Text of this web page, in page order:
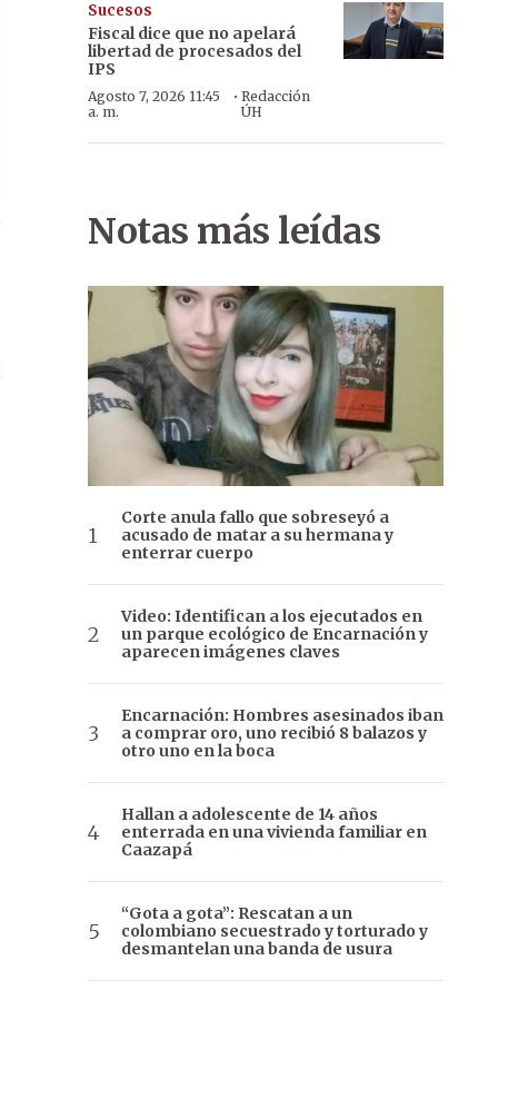
Sucesos
Fiscal dice que no apelará
libertad de procesados del
IPS
Agosto 7, 2026 11:45
a. m.
·Redacción
ÚH
Notas más leídas
Corte anula fallo que sobreseyó a
acusado de matar a su hermana y
enterrar cuerpo
Video: Identifican a los ejecutados en
un parque ecológico de Encarnación y
aparecen imágenes claves
Encarnación: Hombres asesinados iban
a comprar oro, uno recibió 8 balazos y
otro uno en la boca
Hallan a adolescente de 14 años
enterrada en una vivienda familiar en
Caazapá
“Gota a gota”: Rescatan a un
colombiano secuestrado y torturado y
desmantelan una banda de usura